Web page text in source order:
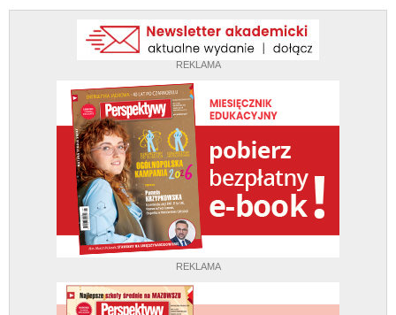
REKLAMA
REKLAMA